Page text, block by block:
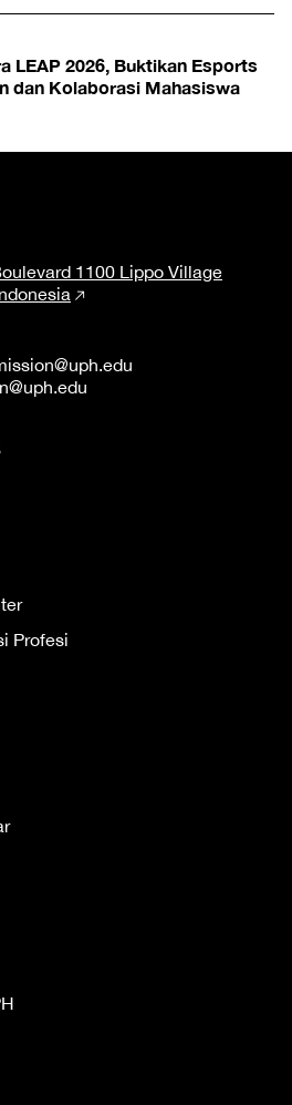
LEAP 2026, Buktikan Esports
dan Kolaborasi Mahasiswa
1100 Lippo Village
Profesi